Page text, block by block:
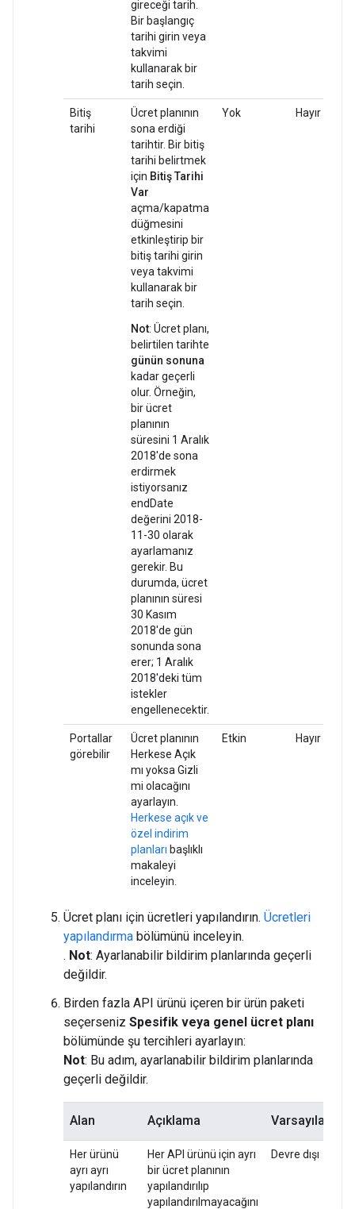
gireceği tarih.
Bir başlangıç
tarihi girin veya
takvimi
kullanarak bir
tarih seçin.
Bitiş
tarihi
Ücret planının
sona erdiği
tarihtir. Bir bitiş
tarihi belirtmek
için Bitiş Tarihi
Var
açma/kapatma
düğmesini
etkinleştirip bir
bitiş tarihi girin
veya takvimi
kullanarak bir
tarih seçin.
Not: Ücret planı,
belirtilen tarihte
günün sonuna
kadar geçerli
olur. Örneğin,
bir ücret
planının
süresini 1 Aralık
2018'de sona
erdirmek
istiyorsanız
endDate
değerini 2018-
11-30 olarak
ayarlamanız
gerekir. Bu
durumda, ücret
planının süresi
30 Kasım
2018'de gün
sonunda sona
erer; 1 Aralık
2018'deki tüm
istekler
engellenecektir.
Yok Hayır
Portallar
görebilir
Ücret planının
Herkese Açık
mı yoksa Gizli
mi olacağını
ayarlayın.
Herkese açık ve
özel indirim
planları başlıklı
makaleyi
inceleyin.
Etkin Hayır
Ücret planı için ücretleri yapılandırın. Ücretleri
yapılandırma bölümünü inceleyin.
. Not: Ayarlanabilir bildirim planlarında geçerli
değildir.
Birden fazla API ürünü içeren bir ürün paketi
seçerseniz Spesifik veya genel ücret planı
bölümünde şu tercihleri ayarlayın:
Not: Bu adım, ayarlanabilir bildirim planlarında
geçerli değildir.
Alan Açıklama Varsayılan
Her ürünü
ayrı ayrı
yapılandırın
Her API ürünü için ayrı
bir ücret planının
yapılandırılıp
yapılandırılmayacağını
Devre dışı